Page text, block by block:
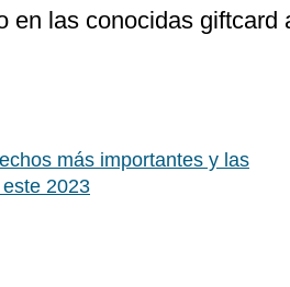
en las conocidas giftcard
más importantes y las
2023